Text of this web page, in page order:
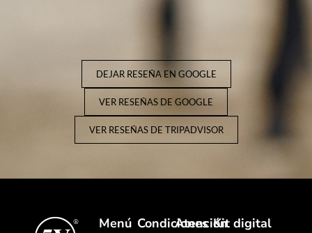
DEJAR RESEÑA EN GOOGLE
VER RESEÑAS DE GOOGLE
VER RESEÑAS DE TRIPADVISOR
Menú Condiciones
AtenciónKit digital